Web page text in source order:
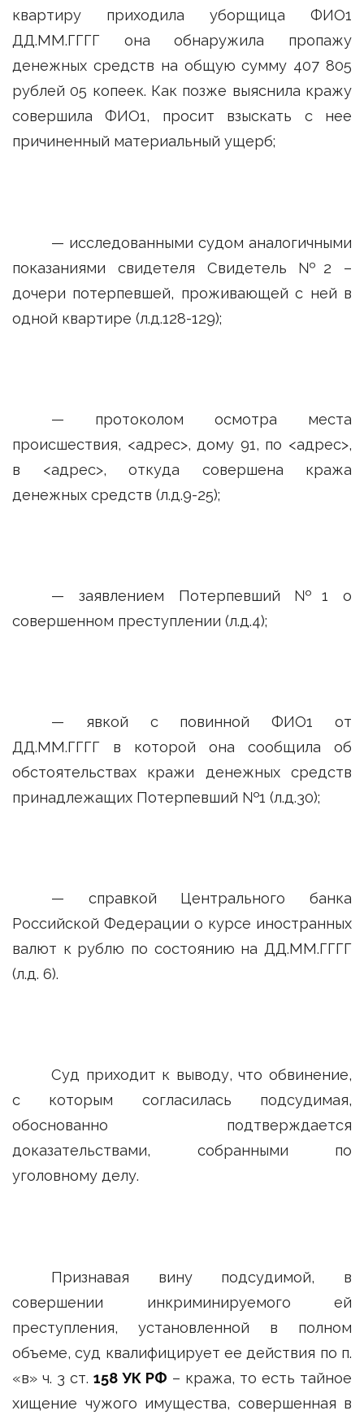
квартиру приходила уборщица ФИО1
ДД.ММ.ГГГГ она обнаружила пропажу
денежных средств на общую сумму 407 805
рублей 05 копеек. Как позже выяснила кражу
совершила ФИО1, просит взыскать с нее
причиненный материальный ущерб;
— исследованными судом аналогичными
показаниями свидетеля Свидетель №2 –
дочери потерпевшей, проживающей с ней в
одной квартире (л.д.128-129);
— протоколом осмотра места
происшествия, <адрес>, дому 91, по <адрес>,
в <адрес>, откуда совершена кража
денежных средств (л.д.9-25);
— заявлением Потерпевший №1 о
совершенном преступлении (л.д.4);
— явкой с повинной ФИО1 от
ДД.ММ.ГГГГ в которой она сообщила об
обстоятельствах кражи денежных средств
принадлежащих Потерпевший №1 (л.д.30);
— справкой Центрального банка
Российской Федерации о курсе иностранных
валют к рублю по состоянию на ДД.ММ.ГГГГ
(л.д. 6).
Суд приходит к выводу, что обвинение,
с которым согласилась подсудимая,
обоснованно подтверждается
доказательствами, собранными по
уголовному делу.
Признавая вину подсудимой, в
совершении инкриминируемого ей
преступления, установленной в полном
объеме, суд квалифицирует ее действия по п.
«в» ч. 3 ст. 158 УК РФ – кража, то есть тайное
хищение чужого имущества, совершенная в